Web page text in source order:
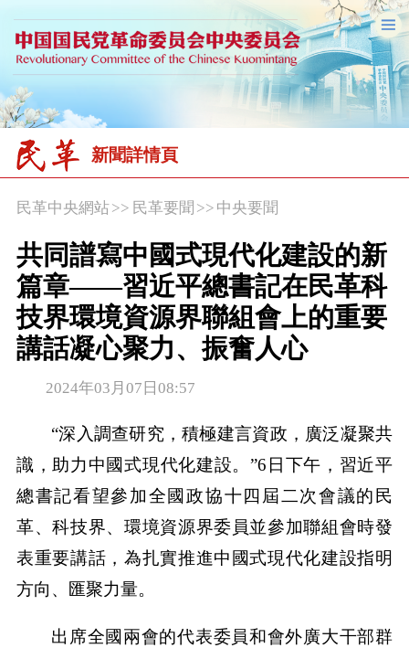
新聞詳情頁
民革中央網站>> 民革要聞 >> 中央要聞
共同譜寫中國式現代化建設的新
篇章——習近平總書記在民革科
技界環境資源界聯組會上的重要
講話凝心聚力、振奮人心
2024年03月07日08:57
“深入調查研究，積極建言資政，廣泛凝聚共
識，助力中國式現代化建設。”6日下午，習近平
總書記看望參加全國政協十四屆二次會議的民
革、科技界、環境資源界委員並參加聯組會時發
表重要講話，為扎實推進中國式現代化建設指明
方向、匯聚力量。
出席全國兩會的代表委員和會外廣大干部群